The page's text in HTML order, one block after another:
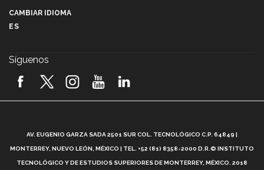
2026! (video)
¿Cómo es el Modelo Educativo Tec? (video)
CAMBIAR IDIOMA
ES
Síguenos
AV. EUGENIO GARZA SADA 2501 SUR COL. TECNOLÓGICO C.P. 64849 |
MONTERREY, NUEVO LEÓN, MÉXICO | TEL. +52 (81) 8358-2000 D.R.© INSTITUTO
TECNOLÓGICO Y DE ESTUDIOS SUPERIORES DE MONTERREY, MÉXICO. 2018